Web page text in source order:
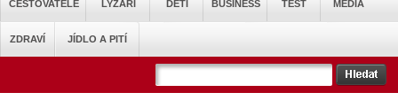
CESTOVATELÉ LYŽAŘI DĚTI BUSINESS TEST MÉDIA
ZDRAVÍ JÍDLO A PITÍ